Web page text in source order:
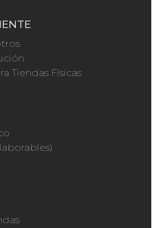
Tiendas Físicas